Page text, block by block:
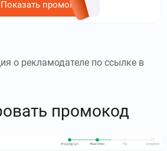
Показать промокод
о рекламодателе по ссылке в
промокод